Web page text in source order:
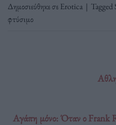
Δημοσιεύθηκε σεErotica | Tagged
φτύσιμο
Αγάπη μόνο: Όταν ο Frank